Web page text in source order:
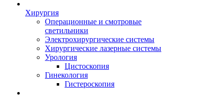
Хирургия
Операционные и смотровые
светильники
Электрохирургические системы
Хирургические лазерные системы
Урология
Цистоскопия
Гинекология
Гистероскопия